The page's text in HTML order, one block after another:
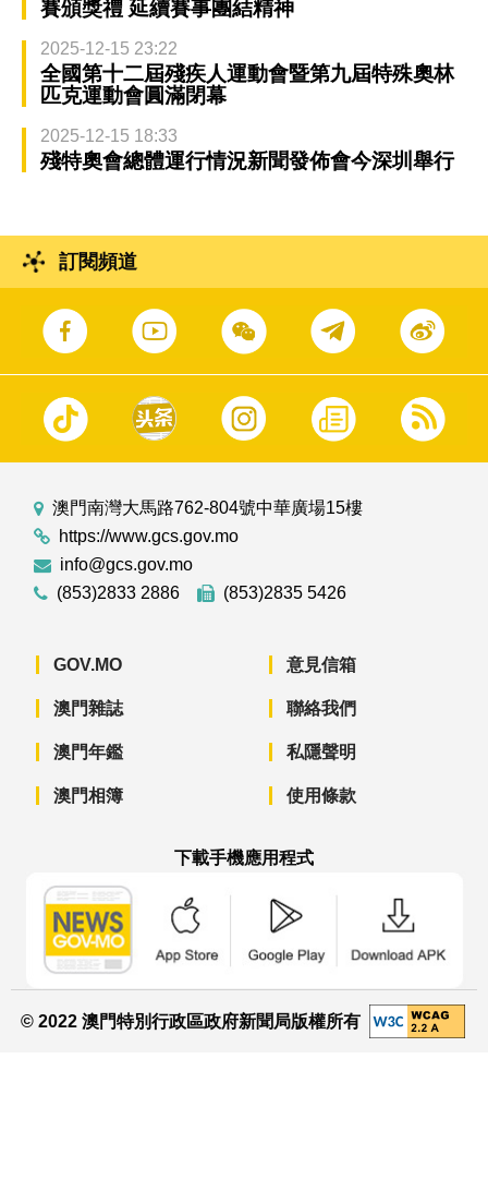
賽頒獎禮 延續賽事團結精神
2025-12-15 23:22
全國第十二屆殘疾人運動會暨第九屆特殊奧林
匹克運動會圓滿閉幕
2025-12-15 18:33
殘特奧會總體運行情況新聞發佈會今深圳舉行
訂閱頻道
澳門南灣大馬路762-804號中華廣場15樓
https://www.gcs.gov.mo
info@gcs.gov.mo
(853)2833 2886
(853)2835 5426
GOV.MO
澳門雜誌
澳門年鑑
澳門相簿
意見信箱
聯絡我們
私隱聲明
使用條款
下載手機應用程式
© 2022 澳門特別行政區政府新聞局版權所有